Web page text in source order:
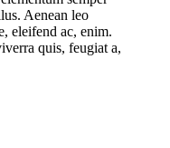
Aenean leo
eleifend ac, enim.
quis, feugiat a,